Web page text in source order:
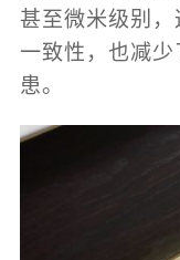
甚至微米级别
一致性，也减
患。